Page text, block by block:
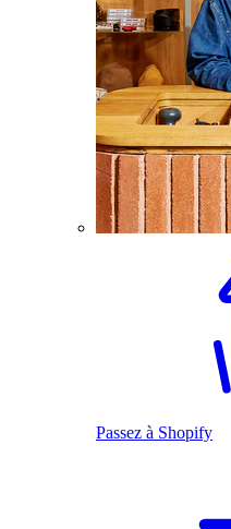
Passez à Shopify